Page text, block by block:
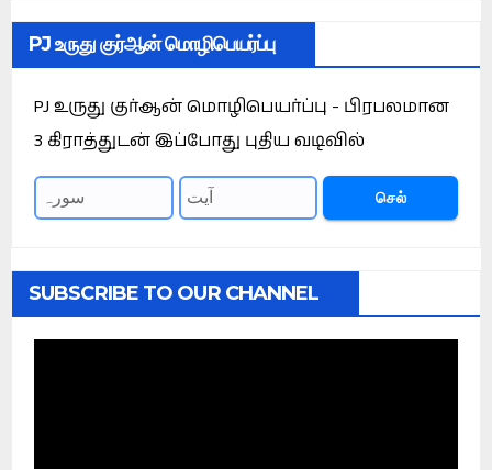
PJ உருது குர்ஆன் மொழிபெயர்ப்பு
PJ உருது குர்ஆன் மொழிபெயர்ப்பு - பிரபலமான
3 கிராத்துடன் இப்போது புதிய வடிவில்
செல்
SUBSCRIBE TO OUR CHANNEL